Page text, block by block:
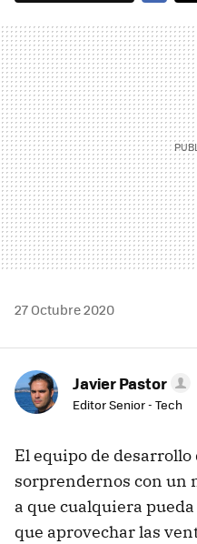
27 Octubre 2020
Javier Pastor
Editor Senior - Tech
El equipo de
sorprendernos con un
a que cualquiera
que aprovechar las